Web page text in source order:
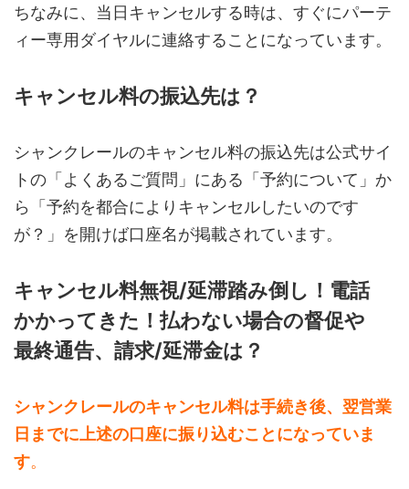
ちなみに、当日キャンセルする時は、すぐにパーテ
ィー専用ダイヤルに連絡することになっています。
キャンセル料の振込先は？
シャンクレールのキャンセル料の振込先は公式サイ
トの「よくあるご質問」にある「予約について」か
ら「予約を都合によりキャンセルしたいのです
が？」を開けば口座名が掲載されています。
キャンセル料無視/延滞踏み倒し！電話
かかってきた！払わない場合の督促や
最終通告、請求/延滞金は？
シャンクレールのキャンセル料は手続き後、翌営業
日までに上述の口座に振り込むことになっていま
す。